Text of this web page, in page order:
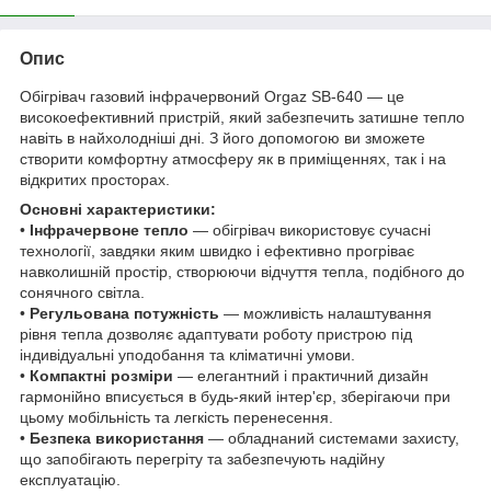
Опис
Обігрівач газовий інфрачервоний Orgaz SB-640 — це
високоефективний пристрій, який забезпечить затишне тепло
навіть в найхолодніші дні. З його допомогою ви зможете
створити комфортну атмосферу як в приміщеннях, так і на
відкритих просторах.
Основні характеристики:
• Інфрачервоне тепло — обігрівач використовує сучасні
технології, завдяки яким швидко і ефективно прогріває
навколишній простір, створюючи відчуття тепла, подібного до
сонячного світла.
• Регульована потужність — можливість налаштування
рівня тепла дозволяє адаптувати роботу пристрою під
індивідуальні уподобання та кліматичні умови.
• Компактні розміри — елегантний і практичний дизайн
гармонійно вписується в будь-який інтер'єр, зберігаючи при
цьому мобільність та легкість перенесення.
• Безпека використання — обладнаний системами захисту,
що запобігають перегріту та забезпечують надійну
експлуатацію.